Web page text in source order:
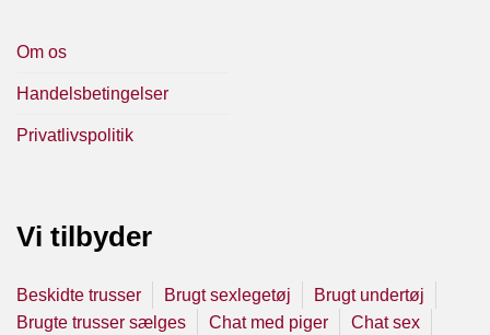
Om os
Handelsbetingelser
Privatlivspolitik
Vi tilbyder
Beskidte trusser Brugt sexlegetøj
Brugt undertøj
Brugte trusser sælges
Chat med piger Chat sex